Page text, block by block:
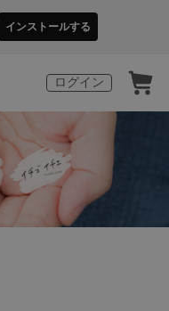
インストールする
ログイン